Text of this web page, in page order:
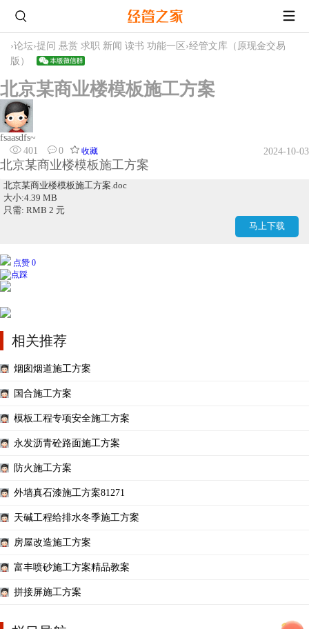
›论坛›提问 悬赏 求职 新闻 读书 功能一区 ›经管文库（原现金交易
版）
北京某商业楼模板施工方案
fsaasdfs~
401
0 收藏 2024-10-03
北京某商业楼模板施工方案
北京某商业楼模板施工方案.doc
大小:4.39 MB
只需: RMB 2 元
马上下载
点赞 0
相关推荐
烟囱烟道施工方案
国合施工方案
模板工程专项安全施工方案
永发沥青砼路面施工方案
防火施工方案
外墙真石漆施工方案81271
天碱工程给排水冬季施工方案
房屋改造施工方案
富丰喷砂施工方案精品教案
拼接屏施工方案